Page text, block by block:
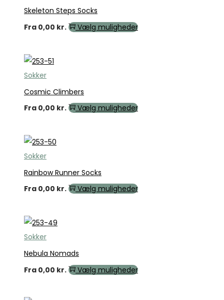
Skeleton Steps Socks
Fra 0,00 kr. Vælg muligheder
Sokker
Cosmic Climbers
Fra 0,00 kr. Vælg muligheder
Sokker
Rainbow Runner Socks
Fra 0,00 kr. Vælg muligheder
Sokker
Nebula Nomads
Fra 0,00 kr. Vælg muligheder